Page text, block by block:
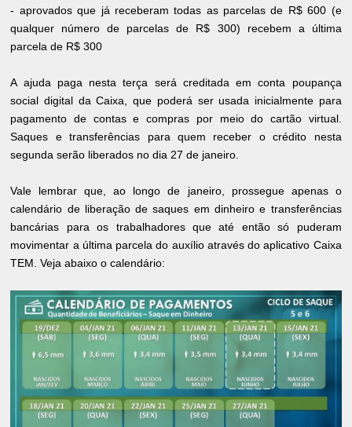
- aprovados que já receberam todas as parcelas de R$ 600 (e
qualquer número de parcelas de R$ 300) recebem a última
parcela de R$ 300
A ajuda paga nesta terça será creditada em conta poupança
social digital da Caixa, que poderá ser usada inicialmente para
pagamento de contas e compras por meio do cartão virtual.
Saques e transferências para quem receber o crédito nesta
segunda serão liberados no dia 27 de janeiro.
Vale lembrar que, ao longo de janeiro, prossegue apenas o
calendário de liberação de saques em dinheiro e transferências
bancárias para os trabalhadores que até então só puderam
movimentar a última parcela do auxílio através do aplicativo Caixa
TEM. Veja abaixo o calendário: